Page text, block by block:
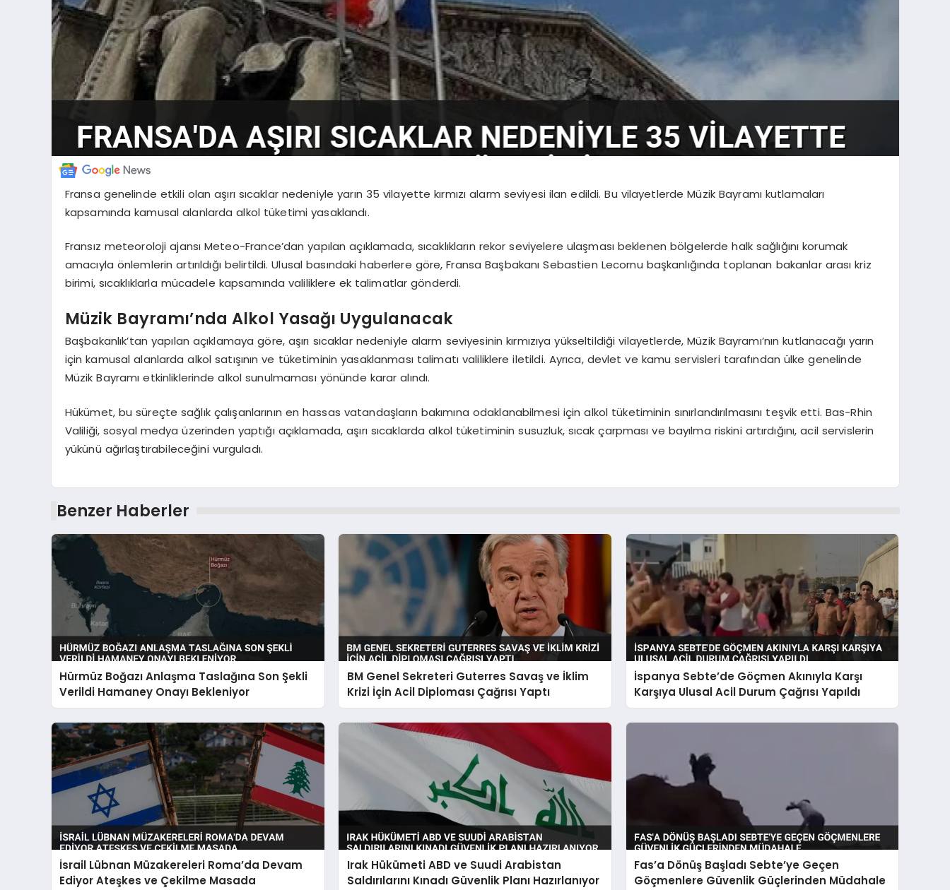
Fransa genelinde etkili olan aşırı sıcaklar nedeniyle yarın 35 vilayette kırmızı alarm seviyesi ilan edildi. Bu vilayetlerde Müzik Bayramı kutlamaları
kapsamında kamusal alanlarda alkol tüketimi yasaklandı.
Fransız meteoroloji ajansı Meteo-France’dan yapılan açıklamada, sıcaklıkların rekor seviyelere ulaşması beklenen bölgelerde halk sağlığını korumak
amacıyla önlemlerin artırıldığı belirtildi. Ulusal basındaki haberlere göre, Fransa Başbakanı Sebastien Lecornu başkanlığında toplanan bakanlar arası kriz
birimi, sıcaklıklarla mücadele kapsamında valiliklere ek talimatlar gönderdi.
Müzik Bayramı’nda Alkol Yasağı Uygulanacak
Başbakanlık’tan yapılan açıklamaya göre, aşırı sıcaklar nedeniyle alarm seviyesinin kırmızıya yükseltildiği vilayetlerde, Müzik Bayramı’nın kutlanacağı yarın
için kamusal alanlarda alkol satışının ve tüketiminin yasaklanması talimatı valiliklere iletildi. Ayrıca, devlet ve kamu servisleri tarafından ülke genelinde
Müzik Bayramı etkinliklerinde alkol sunulmaması yönünde karar alındı.
Hükümet, bu süreçte sağlık çalışanlarının en hassas vatandaşların bakımına odaklanabilmesi için alkol tüketiminin sınırlandırılmasını teşvik etti. Bas-Rhin
Valiliği, sosyal medya üzerinden yaptığı açıklamada, aşırı sıcaklarda alkol tüketiminin susuzluk, sıcak çarpması ve bayılma riskini artırdığını, acil servislerin
yükünü ağırlaştırabileceğini vurguladı.
Benzer Haberler
Hürmüz Boğazı Anlaşma Taslağına Son Şekli
Verildi Hamaney Onayı Bekleniyor
BM Genel Sekreteri Guterres Savaş ve İklim
Krizi İçin Acil Diploması Çağrısı Yaptı
İspanya Sebte’de Göçmen Akınıyla Karşı
Karşıya Ulusal Acil Durum Çağrısı Yapıldı
İsrail Lübnan Müzakereleri Roma’da Devam
Ediyor Ateşkes ve Çekilme Masada
Irak Hükümeti ABD ve Suudi Arabistan
Saldırılarını Kınadı Güvenlik Planı Hazırlanıyor
Fas’a Dönüş Başladı Sebte’ye Geçen
Göçmenlere Güvenlik Güçlerinden Müdahale